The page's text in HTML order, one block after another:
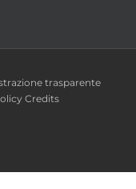
trasparente
Credits